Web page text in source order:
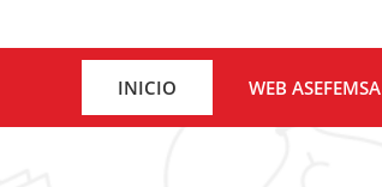
INICIO WEB ASEFEMSA